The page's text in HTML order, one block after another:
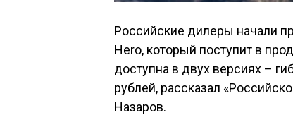
Российские дилеры начали
Hero, который поступит в
доступна в двух версиях –
рублей, рассказал
Назаров.